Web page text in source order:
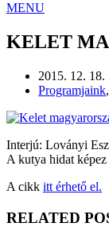
MENU
KELET
2015. 12. 18.
Programjaink,
Interjú: Loványi
A kutya hidat
A cikk itt érhető el.
RELATED